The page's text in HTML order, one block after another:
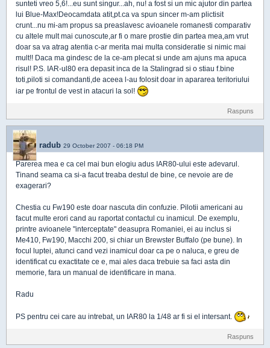
sunteti vreo 5,6!...eu sunt singur...ah, nu! a fost si un mic ajutor din partea
lui Blue-Max!Deocamdata atit,pt.ca va spun sincer m-am plictisit
crunt...nu mi-am propus sa preaslavesc avioanele romanesti comparativ
cu altele mult mai cunoscute,ar fi o mare prostie din partea mea,am vrut
doar sa va atrag atentia c-ar merita mai multa consideratie si nimic mai
mult!! Daca ma gindesc de la ce-am plecat si unde am ajuns ma apuca
risul! P.S. IAR-ul80 era depasit inca de la Stalingrad si o stiau f.bine
toti,piloti si comandanti,de aceea l-au folosit doar in apararea teritoriului
iar pe frontul de vest in atacuri la sol!
Raspuns
radub 29 October 2007 - 06:18 PM
Parerea mea e ca cel mai bun elogiu adus IAR80-ului este adevarul.
Tinand seama ca si-a facut treaba destul de bine, ce nevoie are de
exagerari?
Chestia cu Fw190 este doar nascuta din confuzie. Pilotii americani au
facut multe erori cand au raportat contactul cu inamicul. De exemplu,
printre avioanele "interceptate" deasupra Romaniei, ei au inclus si
Me410, Fw190, Macchi 200, si chiar un Brewster Buffalo (pe bune). In
focul luptei, atunci cand vezi inamicul doar ca pe o naluca, e greu de
identificat cu exactitate ce e, mai ales daca trebuie sa faci asta din
memorie, fara un manual de identificare in mana.
Radu
PS pentru cei care au intrebat, un IAR80 la 1/48 ar fi si el intersant.
Raspuns